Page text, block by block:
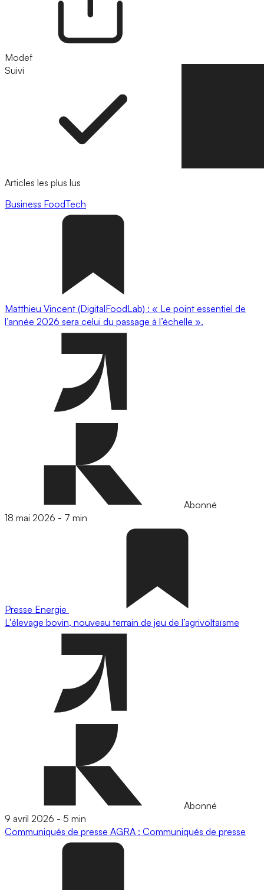
Modef
Suivi
Articles les plus lus
Business FoodTech
Matthieu Vincent (DigitalFoodLab) : « Le point essentiel de
l’année 2026 sera celui du passage à l’échelle ».
Abonné
18 mai 2026 - 7 min
Presse Energie
L'élevage bovin, nouveau terrain de jeu de l’agrivoltaïsme
Abonné
9 avril 2026 - 5 min
Communiqués de presse AGRA : Communiqués de presse